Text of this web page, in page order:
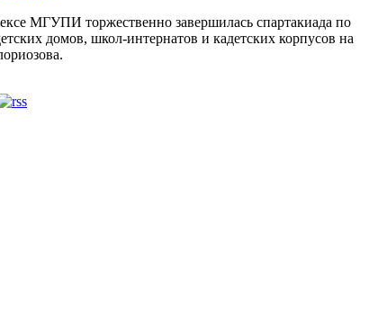
МГУПИ торжественно завершилась спартакиада по
домов, школ-интернатов и кадетских корпусов на